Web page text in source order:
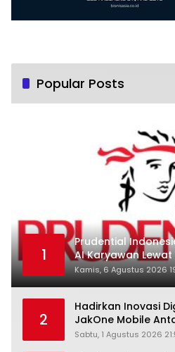
Popular Posts
1
Prudential
AI Karyawan Lewat
Kamis, 6 Agustus 2026
2
Hadirkan Inovasi
JakOne Mobile
Raih Digital
Sabtu, 1 Agustus 2026